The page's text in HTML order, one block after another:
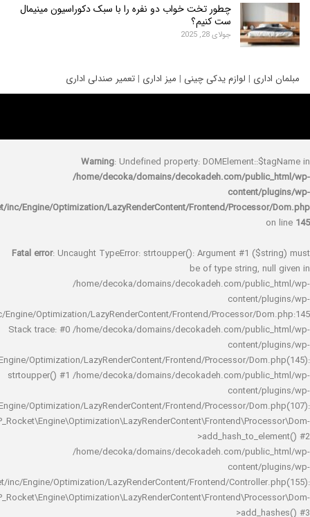
چطور تخت خواب دو نفره را با سبک دکوراسیون مینیمال
ست کنیم؟
جولای 28, 2025
|لوازم یدکی چینی|میز اداری| تعمیر صندلی اداری
Warning: Undefined property:
/home/decoka/domains/decokadeh.com/
rocket/inc/Engine/Optimization/LazyRenderContent/Frontend/
Fatal error : Uncaught TypeError: strtoupper(): Argument #1
be of type string,
/home/decoka/domains/decokadeh.com/
rocket/inc/Engine/Optimization/LazyRenderContent/Frontend/Processor/
Stack trace: #0 /home/decoka/domains/decokadeh.com/
rocket/inc/Engine/Optimization/LazyRenderContent/Frontend/Processor/
strtoupper() #1 /home/decoka/domains/decokadeh.com/
rocket/inc/Engine/Optimization/LazyRenderContent/Frontend/Processor/
/home/decoka/domains/decokadeh.com/
rocket/inc/Engine/Optimization/LazyRenderContent/Frontend/